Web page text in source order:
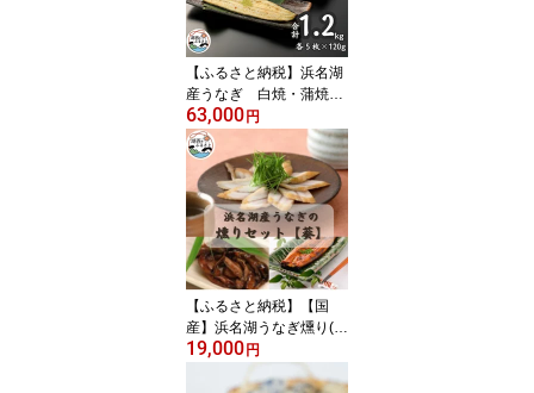
かず おつまみ 真空パッ
ク 冷凍 送料無料 【配送
不可地域：離島】【1487
457】
【ふるさと納税】浜名湖
産うなぎ 白焼・蒲焼パ
ック各5パック詰合せ
【配送不可地域：離島】
【1488846】
63,000 円
【ふるさと納税】【国
産】浜名湖うなぎ燻り(く
ゆり)セット【葵】【配送
不可地域：離島】【1487
19,000 円